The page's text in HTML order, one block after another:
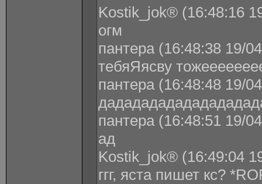
Kostik_jok® (16:48:16
огм
пантера (16:48:38 19/
тебяЯясву
пантера (16:48:48 19/
пантера (16:48:51 19/
ад
Kostik_jok® (16:49:04
ггг, яста пишет кс?